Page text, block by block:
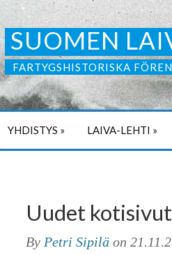
SUOMEN
FARTYGSHISTORISKA
YHDISTYS » LAIVA-LEHTI »
Uudet
By Petri Sipilä on